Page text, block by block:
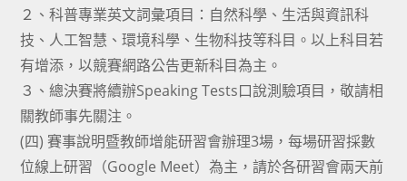
２、科普專業英文詞彙項目：自然科學、生活與資訊科
技、人工智慧、環境科學、生物科技等科目。以上科目若
有增添，以競賽網路公告更新科目為主。
３、總決賽將續辦Speaking Tests口說測驗項目，敬請相
關教師事先關注。
(四) 賽事說明暨教師增能研習會辦理3場，每場研習採數
位線上研習（Google Meet）為主，請於各研習會兩天前